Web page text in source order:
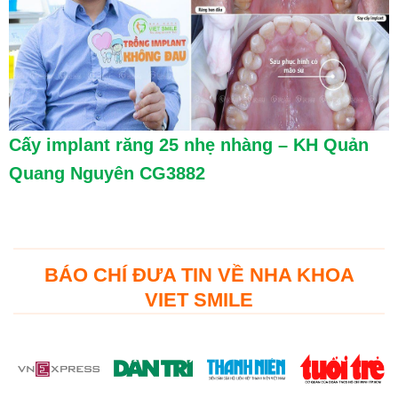
Cấy implant răng 25 nhẹ nhàng – KH Quản
Quang Nguyên CG3882
BÁO CHÍ ĐƯA TIN VỀ NHA KHOA
VIET SMILE